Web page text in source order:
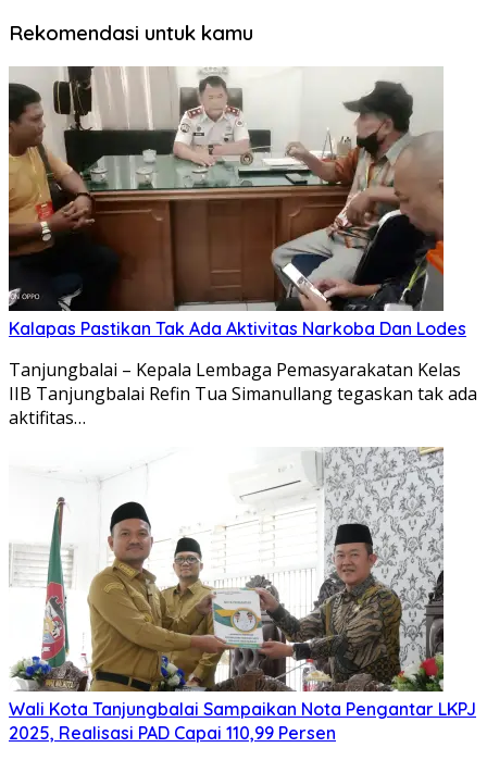
Rekomendasi untuk kamu
Kalapas Pastikan Tak Ada Aktivitas Narkoba Dan Lodes
Tanjungbalai – Kepala Lembaga Pemasyarakatan Kelas
IIB Tanjungbalai Refin Tua Simanullang tegaskan tak ada
aktifitas…
Wali Kota Tanjungbalai Sampaikan Nota Pengantar LKPJ
2025, Realisasi PAD Capai 110,99 Persen